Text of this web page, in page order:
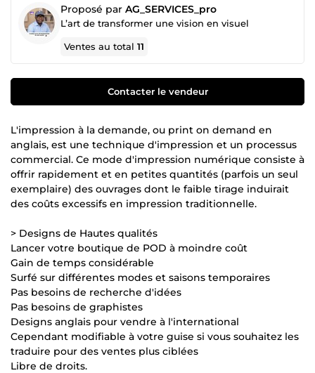
Proposé par AG_SERVICES_pro
L’art de transformer une vision en visuel
Ventes au total11
Contacter le vendeur
L'impression à la demande, ou print on demand en
anglais, est une technique d'impression et un processus
commercial. Ce mode d'impression numérique consiste à
offrir rapidement et en petites quantités (parfois un seul
exemplaire) des ouvrages dont le faible tirage induirait
des coûts excessifs en impression traditionnelle.
> Designs de Hautes qualités
Lancer votre boutique de POD à moindre coût
Gain de temps considérable
Surfé sur différentes modes et saisons temporaires
Pas besoins de recherche d'idées
Pas besoins de graphistes
Designs anglais pour vendre à l'international
Cependant modifiable à votre guise si vous souhaitez les
traduire pour des ventes plus ciblées
Libre de droits.